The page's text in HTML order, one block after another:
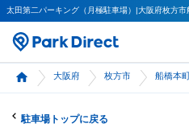
太田第二パーキング（月極駐車場）|大阪府枚方
大阪府 枚方市 船橋本町
駐車場トップに戻る